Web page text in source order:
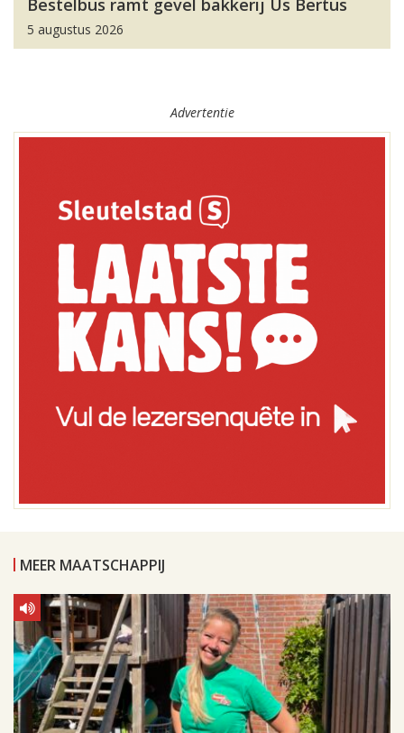
Bestelbus ramt gevel bakkerij Us Bertus
5 augustus 2026
Advertentie
MEER MAATSCHAPPIJ